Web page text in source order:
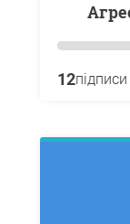
12підписи